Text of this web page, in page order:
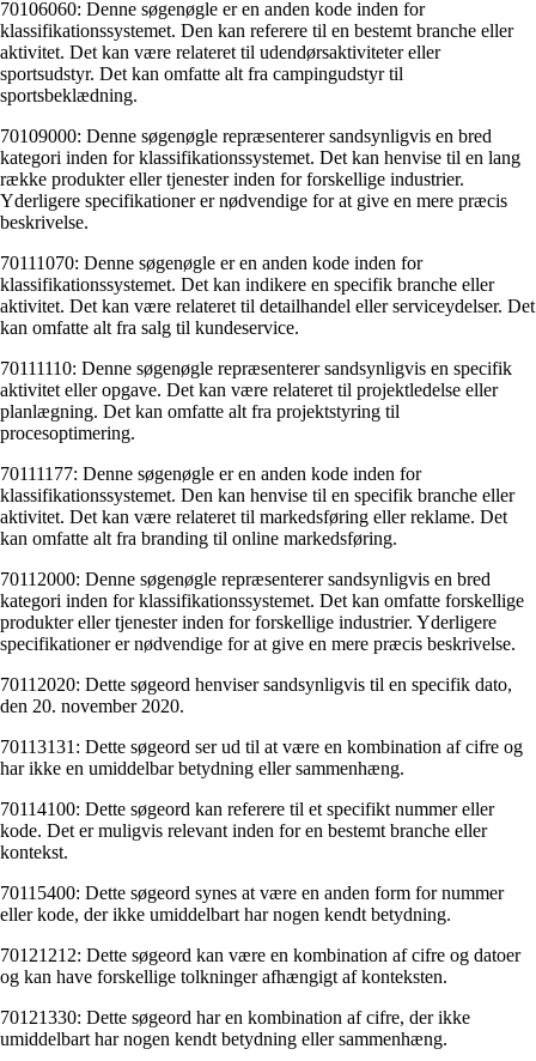
70106060: Denne søgenøgle er en anden kode inden for
klassifikationssystemet. Den kan referere til en bestemt branche eller
aktivitet. Det kan være relateret til udendørsaktiviteter eller
sportsudstyr. Det kan omfatte alt fra campingudstyr til
sportsbeklædning.
70109000: Denne søgenøgle repræsenterer sandsynligvis en bred
kategori inden for klassifikationssystemet. Det kan henvise til en lang
række produkter eller tjenester inden for forskellige industrier.
Yderligere specifikationer er nødvendige for at give en mere præcis
beskrivelse.
70111070: Denne søgenøgle er en anden kode inden for
klassifikationssystemet. Det kan indikere en specifik branche eller
aktivitet. Det kan være relateret til detailhandel eller serviceydelser. Det
kan omfatte alt fra salg til kundeservice.
70111110: Denne søgenøgle repræsenterer sandsynligvis en specifik
aktivitet eller opgave. Det kan være relateret til projektledelse eller
planlægning. Det kan omfatte alt fra projektstyring til
procesoptimering.
70111177: Denne søgenøgle er en anden kode inden for
klassifikationssystemet. Den kan henvise til en specifik branche eller
aktivitet. Det kan være relateret til markedsføring eller reklame. Det
kan omfatte alt fra branding til online markedsføring.
70112000: Denne søgenøgle repræsenterer sandsynligvis en bred
kategori inden for klassifikationssystemet. Det kan omfatte forskellige
produkter eller tjenester inden for forskellige industrier. Yderligere
specifikationer er nødvendige for at give en mere præcis beskrivelse.
70112020: Dette søgeord henviser sandsynligvis til en specifik dato,
den 20. november 2020.
70113131: Dette søgeord ser ud til at være en kombination af cifre og
har ikke en umiddelbar betydning eller sammenhæng.
70114100: Dette søgeord kan referere til et specifikt nummer eller
kode. Det er muligvis relevant inden for en bestemt branche eller
kontekst.
70115400: Dette søgeord synes at være en anden form for nummer
eller kode, der ikke umiddelbart har nogen kendt betydning.
70121212: Dette søgeord kan være en kombination af cifre og datoer
og kan have forskellige tolkninger afhængigt af konteksten.
70121330: Dette søgeord har en kombination af cifre, der ikke
umiddelbart har nogen kendt betydning eller sammenhæng.